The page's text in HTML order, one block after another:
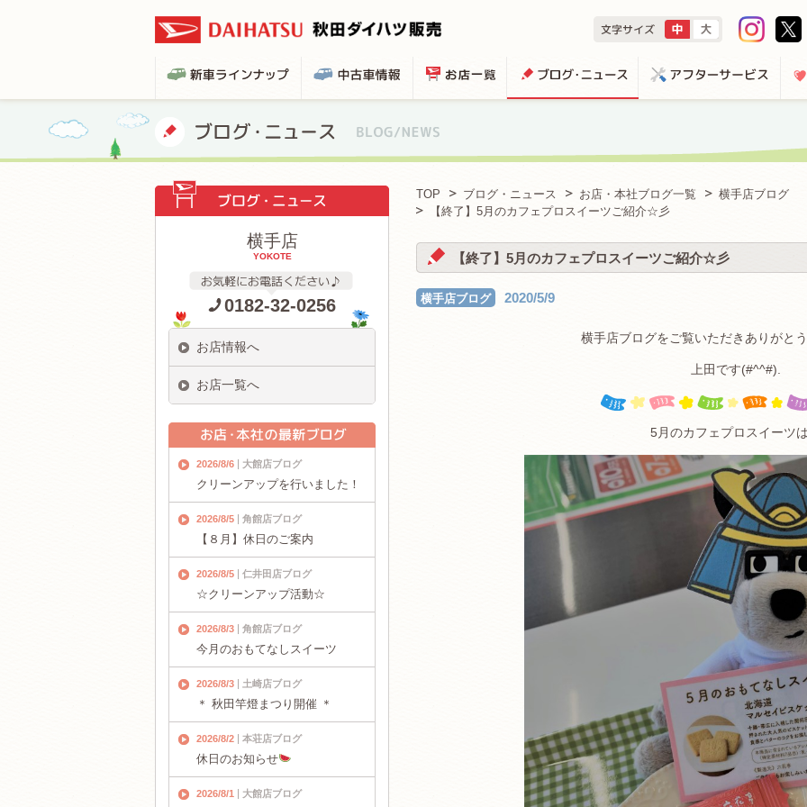
TOP ブログ・ニュース お店・本社ブログ一覧
横手店ブログ
【終了】5月のカフェプロスイーツご紹介☆彡
【終了】5月のカフェプロスイーツご紹介☆彡
横手店ブログ 2020/5/9
横手店ブログをご覧いただきありがと
上田です(#^^#).
5月のカフェプロスイーツ
横手店
YOKOTE
0182-32-0256
お店情報へ
お店一覧へ
2026/8/6 大館店ブログ
クリーンアップを行いました！
2026/8/5 角館店ブログ
【８月】休日のご案内
2026/8/5 仁井田店ブログ
☆クリーンアップ活動☆
2026/8/3 角館店ブログ
今月のおもてなしスイーツ
2026/8/3 土崎店ブログ
＊ 秋田竿燈まつり開催 ＊
2026/8/2 本荘店ブログ
休日のお知らせ
2026/8/1 大館店ブログ